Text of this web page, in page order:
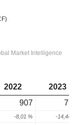
2022
2023
907
-8,01 % -14,44